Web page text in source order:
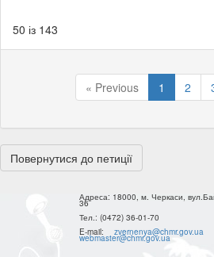
50 із 143
« Previous 1 2
Повернутися до петиції
Адреса: 18000, м. Черкаси,
36
Тел.: (0472) 36-01-70
E-mail:
zvernenya@chmr.gov.ua
webmaster@chmr.gov.ua